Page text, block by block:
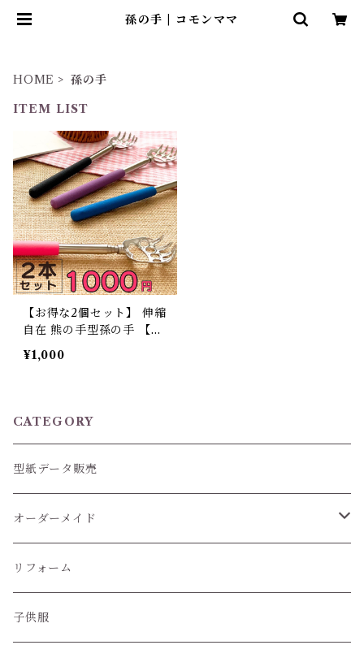
孫の手 | コモンママ
HOME
孫の手
ITEM LIST
【お得な2個セット】 伸縮
自在 熊の手型孫の手 【ha
oa】
¥1,000
CATEGORY
型紙データ販売
オーダーメイド
ぬいぐるみ服
子供服
リフォーム
子供服